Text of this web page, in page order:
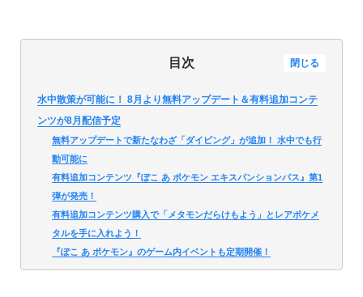
目次 閉じる
水中散策が可能に！ 8月より無料アップデート＆有料追加コンテ
ンツが8月配信予定
無料アップデートで新たなわざ「ダイビング」が追加！ 水中でも行
動可能に
有料追加コンテンツ『ぽこ あ ポケモン エキスパンションパス』第1
弾が発売！
有料追加コンテンツ購入で「メタモンだらけもよう」とレアポケメ
タルを手に入れよう！
『ぽこ あ ポケモン』のゲーム内イベントも定期開催！